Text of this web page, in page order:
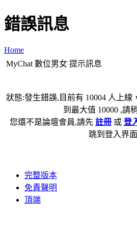
錯誤訊息
Home
MyChat 數位男女 提示訊息
狀態:發生錯誤,目前有 10004 人上線
到最大值 10000 ,請
您還不是論壇會員,請先 註冊或 登
跳到登入界
完整版本
免責聲明
頂端